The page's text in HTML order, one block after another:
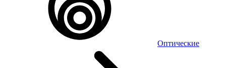
Оптические